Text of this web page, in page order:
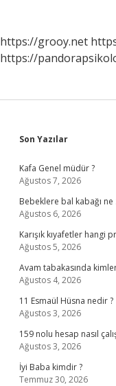
https://grooy.net
https://
Sidebar
Son Yazılar
Kafa Genel müdür ?
Ağustos 7, 2026
Bebeklere bal kabağı
Ağustos 6, 2026
Karışık kıyafetler hangi
Ağustos 5, 2026
Avam tabakasında
Ağustos 4, 2026
11 Esmaül Hüsna nedir ?
Ağustos 3, 2026
159 nolu hesap nasıl
Ağustos 3, 2026
İyi Baba kimdir ?
Temmuz 30, 2026